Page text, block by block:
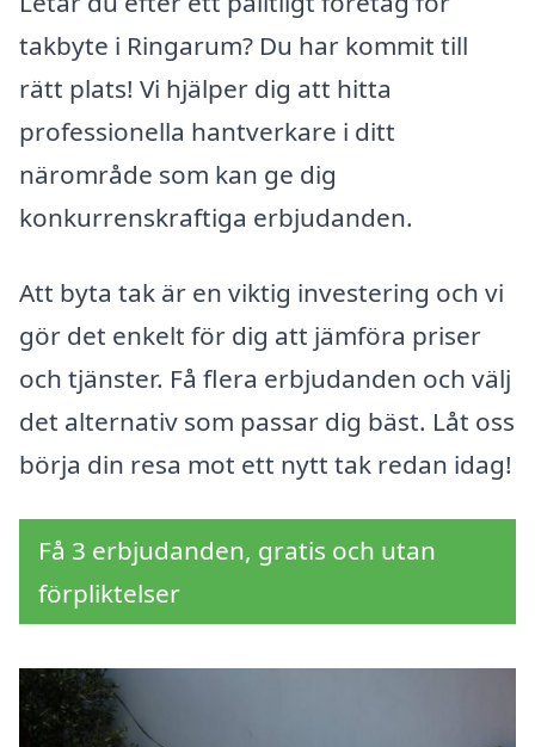
takbyte i Ringarum? Du har kommit till
rätt plats! Vi hjälper dig att hitta
professionella hantverkare i ditt
närområde som kan ge dig
konkurrenskraftiga erbjudanden.
Att byta tak är en viktig investering och vi
gör det enkelt för dig att jämföra priser
och tjänster. Få flera erbjudanden och välj
det alternativ som passar dig bäst. Låt oss
börja din resa mot ett nytt tak redan idag!
Få 3 erbjudanden, gratis och utan
förpliktelser